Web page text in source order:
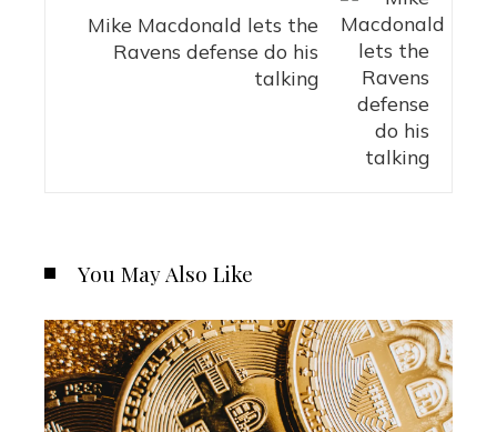
Mike Macdonald lets the
Ravens defense do his
talking
You May Also Like